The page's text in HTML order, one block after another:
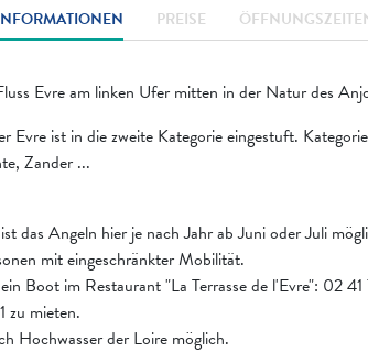
PREISE
Evre am linken Ufer mitten in der Natur des
Evre ist in die zweite Kategorie eingestuft.
Zander ...
das Angeln hier je nach Jahr ab Juni oder Juli
mit eingeschränkter Mobilität.
Boot im Restaurant "La Terrasse de l'Evre": 02
zu mieten.
Hochwasser der Loire möglich.